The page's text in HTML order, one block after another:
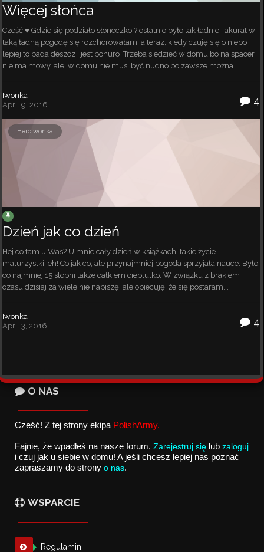
Więcej słońca
Cześć ♥ Gdzie się podziało słoneczko ? ostatnio było tak ładnie i akurat w
taką ładną pogodę się rozchorowałam, a teraz, kiedy czuję się o niebo
lepiej to pada deszcz i jest ponuro Trzeba siedzieć w domu bo na spacer
nie ma mowy, ale w domu nie musi być nudno bo zawsze można...
Iwonka
April 9, 2016
4
Heroiwonka
Dzień jak co dzień
Hej co tam u Was? U mnie cały dzień w książkach, takie życie
maturzystki, eh! Co jak co, ale przynajmniej pogoda sprzyjała nauce. Było
co najmniej 15 stopni także całkiem cieplutko. W związku z brakiem
czasu dzisiaj za wiele nie napiszę, ale obiecuję, że się postaram...
Iwonka
April 3, 2016
4
O NAS
Cześć! Z tej strony ekipa PolishArmy.
Fajnie, że wpadłeś na nasze forum. Zarejestruj się lub zaloguj
i czuj jak u siebie w domu! A jeśli chcesz lepiej nas poznać
zapraszamy do strony o nas.
WSPARCIE
Regulamin